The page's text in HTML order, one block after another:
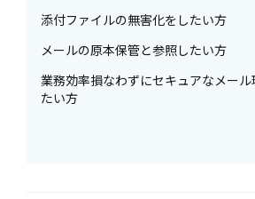
添付ファイルの無害化をしたい方
メールの原本保管と参照したい方
業務効率損なわずにセキュアなメール
たい方